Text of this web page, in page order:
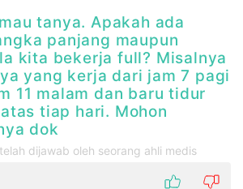
tanya. Apakah ada
panjang maupun
kita bekerja full? Misalnya
yang kerja dari jam 7 pagi
11 malam dan baru tidur
tiap hari. Mohon
dok
dijawab oleh seorang ahli medis